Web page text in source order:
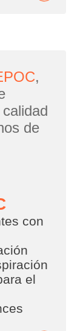
,
de
con
el